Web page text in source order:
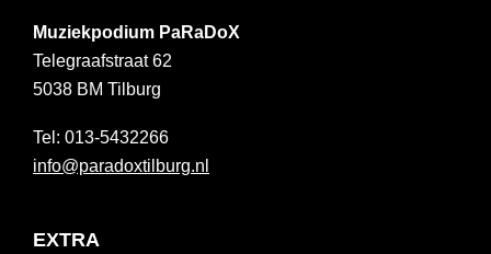
Muziekpodium PaRaDoX
Telegraafstraat 62
5038 BM Tilburg
013-5432266
info@paradoxtilburg.nl
EXTRA